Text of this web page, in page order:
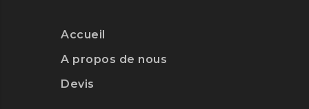
Accueil
A propos de nous
Devis